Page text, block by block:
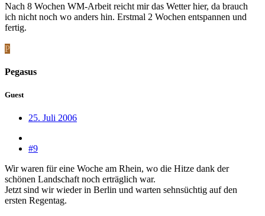
Nach 8 Wochen WM-Arbeit reicht mir das Wetter hier, da brauch
ich nicht noch wo anders hin. Erstmal 2 Wochen entspannen und
fertig.
P
Pegasus
Guest
25. Juli 2006
#9
Wir waren für eine Woche am Rhein, wo die Hitze dank der
schönen Landschaft noch erträglich war.
Jetzt sind wir wieder in Berlin und warten sehnsüchtig auf den
ersten Regentag.